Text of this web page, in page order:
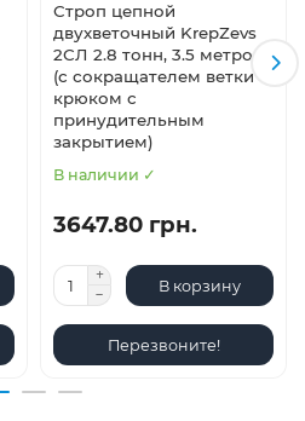
Строп цепной
двухветочный KrepZevs
2СЛ 2.8 тонн, 3.5 метров
(с сокращателем ветки и
крюком с
принудительным
закрытием)
В наличии ✓
3647.80 грн.
В корзину
Перезвоните!